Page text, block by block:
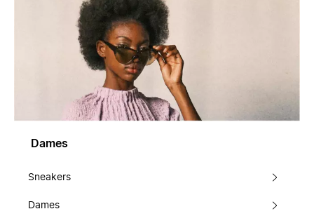
Dames
Sneakers
Dames